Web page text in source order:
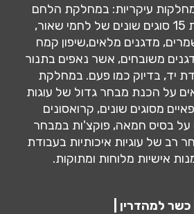
עיקריות: במחלקת הלחם
אחראים על הכנת 15 סוגים שונים של לחמי שאור,
מדגנים מלאים,שיפון קמח
משובחים, אשר נאפים בתנור
יד, בדיוק כמו פעם. במחלקת
על הכנת מבחר גדול של עוגות
מסוגים שונים, קרואסונים
על בסיס חמאה, פוקצ'ות במבחר
רב של עוגיות איכותיות בעבודת
אישיות מלוחות ומתוקות.
| כשר למהדרין |